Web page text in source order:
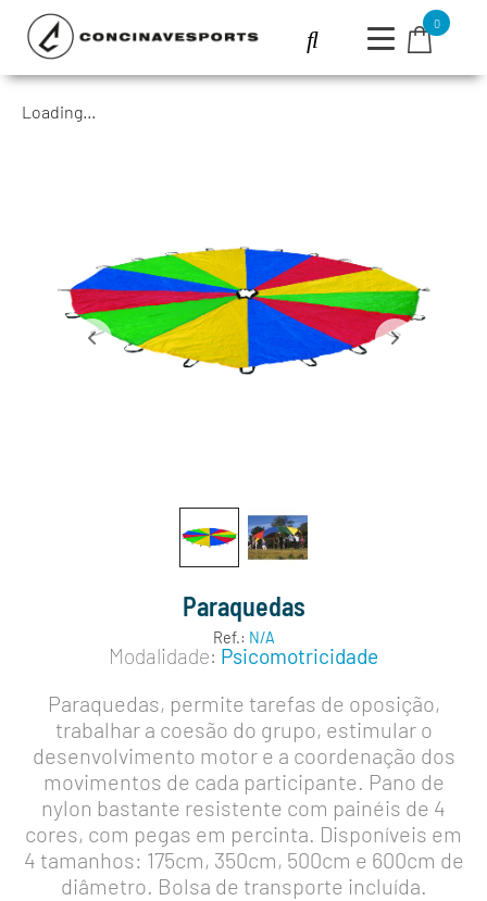
0
Loading...
Paraquedas
Ref.: N/A
Modalidade: Psicomotricidade
Paraquedas, permite tarefas de oposição,
trabalhar a coesão do grupo, estimular o
desenvolvimento motor e a coordenação dos
movimentos de cada participante. Pano de
nylon bastante resistente com painéis de 4
cores, com pegas em percinta. Disponíveis em
4 tamanhos: 175cm, 350cm, 500cm e 600cm de
diâmetro. Bolsa de transporte incluída.